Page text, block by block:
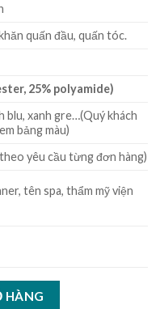
quấn đầu, quấn tóc.
25% polyamide)
blu, xanh gre…(Quý khách
bảng màu)
yêu cầu từng đơn hàng)
tên spa, thẩm mỹ viện
(Loại dày) số lượng
HÀNG